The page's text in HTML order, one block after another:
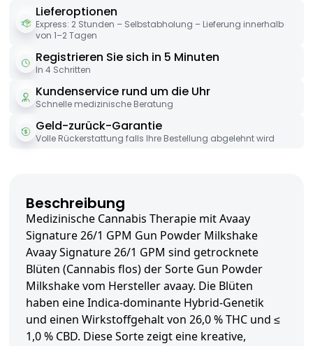
Lieferoptionen
Express: 2 Stunden – Selbstabholung – Lieferung innerhalb
von 1–2 Tagen
Registrieren Sie sich in 5 Minuten
In 4 Schritten
Kundenservice rund um die Uhr
Schnelle medizinische Beratung
Geld-zurück-Garantie
Volle Rückerstattung falls Ihre Bestellung abgelehnt wird
Beschreibung
Medizinische Cannabis Therapie mit Avaay
Signature 26/1 GPM Gun Powder Milkshake
Avaay Signature 26/1 GPM sind getrocknete
Blüten (Cannabis flos) der Sorte Gun Powder
Milkshake vom Hersteller avaay. Die Blüten
haben eine Indica-dominante Hybrid-Genetik
und einen Wirkstoffgehalt von 26,0 % THC und ≤
1,0 % CBD. Diese Sorte zeigt eine kreative,